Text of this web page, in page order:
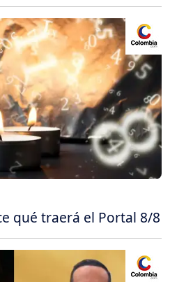
qué traerá el Portal 8/8